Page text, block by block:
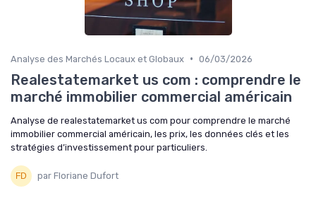
Analyse des Marchés Locaux et Globaux • 06/03/2026
Realestatemarket us com : comprendre le
marché immobilier commercial américain
Analyse de realestatemarket us com pour comprendre le marché
immobilier commercial américain, les prix, les données clés et les
stratégies d’investissement pour particuliers.
par Floriane Dufort